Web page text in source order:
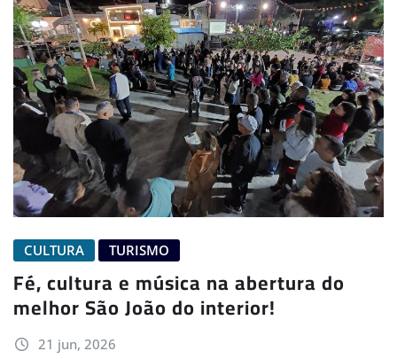
CULTURA TURISMO
Fé, cultura e música na abertura do
melhor São João do interior!
21 jun, 2026